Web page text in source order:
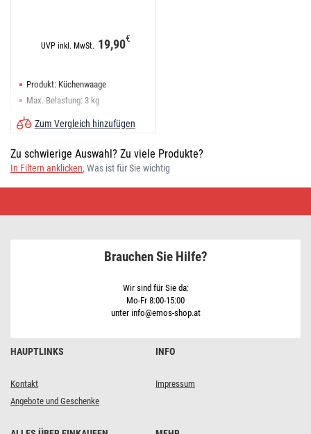
UVP inkl. MwSt. 19,90€
Produkt: Küchenwaage
Max. Belastung: 3 kg
Zum Vergleich hinzufügen
Zu schwierige Auswahl? Zu viele Produkte?
In Filtern anklicken, Was ist für Sie wichtig
HAUPTLINKS
Kontakt
Angebote und Geschenke
INFO
Impressum
Brauchen Sie Hilfe?
Wir sind für Sie da:
Mo-Fr 8:00-15:00
unter info@emos-shop.at